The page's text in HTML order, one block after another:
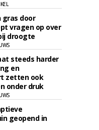
gras door
vragen op over
droogte
steeds harder
en
zetten ook
onder druk
geopend in